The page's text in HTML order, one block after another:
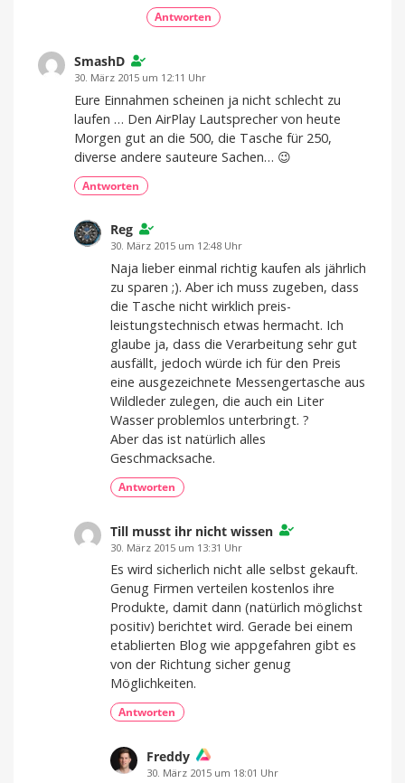
Antworten
SmashD
30. März 2015 um 12:11 Uhr
Eure Einnahmen scheinen ja nicht schlecht zu
laufen … Den AirPlay Lautsprecher von heute
Morgen gut an die 500, die Tasche für 250,
diverse andere sauteure Sachen… 😉
Antworten
Reg
30. März 2015 um 12:48 Uhr
Naja lieber einmal richtig kaufen als jährlich
zu sparen ;). Aber ich muss zugeben, dass
die Tasche nicht wirklich preis-
leistungstechnisch etwas hermacht. Ich
glaube ja, dass die Verarbeitung sehr gut
ausfällt, jedoch würde ich für den Preis
eine ausgezeichnete Messengertasche aus
Wildleder zulegen, die auch ein Liter
Wasser problemlos unterbringt. ?
Aber das ist natürlich alles
Geschmacksache.
Antworten
Till musst ihr nicht wissen
30. März 2015 um 13:31 Uhr
Es wird sicherlich nicht alle selbst gekauft.
Genug Firmen verteilen kostenlos ihre
Produkte, damit dann (natürlich möglichst
positiv) berichtet wird. Gerade bei einem
etablierten Blog wie appgefahren gibt es
von der Richtung sicher genug
Möglichkeiten.
Antworten
Freddy
30. März 2015 um 18:01 Uhr